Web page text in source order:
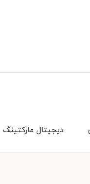
دیجیتال مارکتینگ